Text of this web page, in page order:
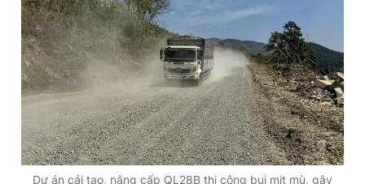
Dự án cải tạo, nâng cấp QL28B thi công bụi mịt mù, gây